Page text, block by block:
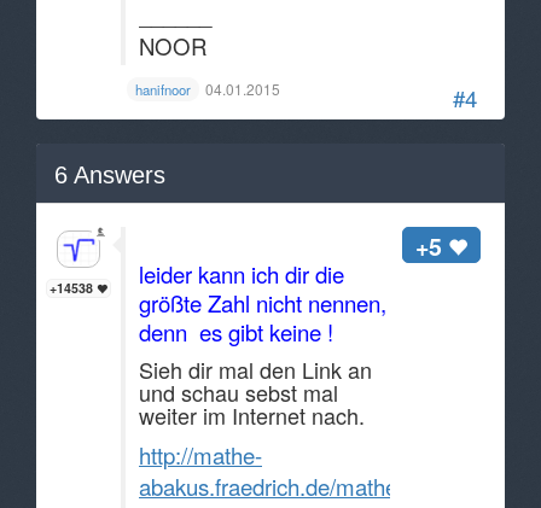
#4
NOOR
hanifnoor 04.01.2015
6 Answers
+14538
+5
leider kann ich dir die
größte Zahl nicht nennen,
denn es gibt keine !
Sieh dir mal den Link an
und schau sebst mal
weiter im Internet nach.
http://mathe-
abakus.fraedrich.de/mathematik/